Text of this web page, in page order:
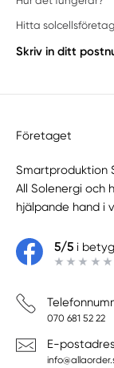
Hitta solcellsföretag
Skriv in ditt
Företaget
Smartproduktion
All Solenergi och
hjälpande hand i
5/5i betyg
070 681 52 22
E-